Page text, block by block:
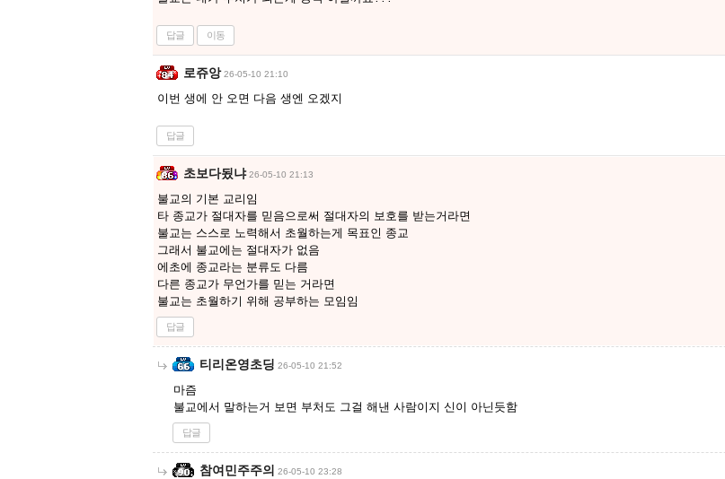
답글 이동
로쥬앙 26-05-10 21:10
이번 생에 안 오면 다음 생엔 오겠지
답글
초보다됬냐 26-05-10 21:13
불교의 기본 교리임
타 종교가 절대자를 믿음으로써 절대자의 보호를 받는거라면
불교는 스스로 노력해서 초월하는게 목표인 종교
그래서 불교에는 절대자가 없음
에초에 종교라는 분류도 다름
다른 종교가 무언가를 믿는 거라면
불교는 초월하기 위해 공부하는 모임임
답글
티리온영초딩 26-05-10 21:52
마즘
불교에서 말하는거 보면 부처도 그걸 해낸 사람이지 신이 아닌듯함
답글
참여민주주의 26-05-10 23:28